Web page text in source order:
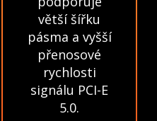
větší šířku
pásma a vyšší
přenosové
rychlosti
signálu PCI-E
5.0.